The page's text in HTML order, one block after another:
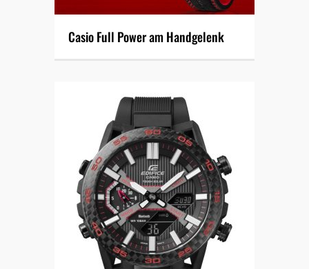
Casio Full Power am Handgelenk